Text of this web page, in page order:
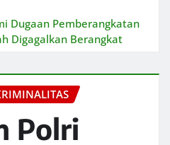
Dugaan Pemberangkatan
Digagalkan Berangkat
Polri